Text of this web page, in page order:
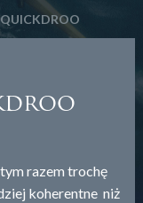
razem trochę
koherentne niż